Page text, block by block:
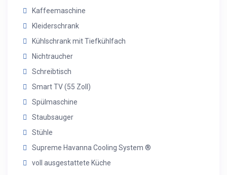
Kaffeemaschine
Kleiderschrank
Kühlschrank mit Tiefkühlfach
Nichtraucher
Schreibtisch
Smart TV (55 Zoll)
Spülmaschine
Staubsauger
Stühle
Supreme Havanna Cooling System ®
voll ausgestattete Küche